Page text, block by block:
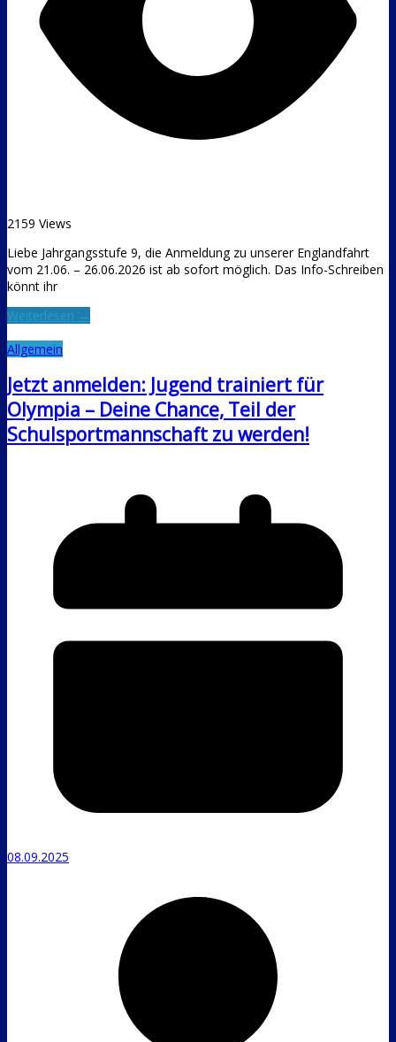
2159 Views
Liebe Jahrgangsstufe 9, die Anmeldung zu unserer Englandfahrt
vom 21.06. – 26.06.2026 ist ab sofort möglich. Das Info-Schreiben
könnt ihr
Weiterlesen →
Allgemein
Jetzt anmelden: Jugend trainiert für
Olympia – Deine Chance, Teil der
Schulsportmannschaft zu werden!
08.09.2025